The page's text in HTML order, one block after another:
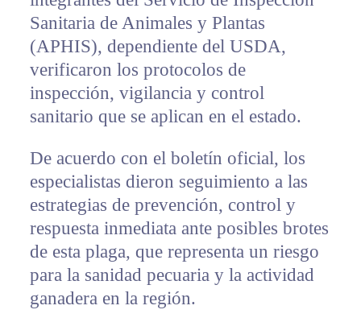
Sanitaria de Animales y Plantas
(APHIS), dependiente del USDA,
verificaron los protocolos de
inspección, vigilancia y control
sanitario que se aplican en el estado.
De acuerdo con el boletín oficial, los
especialistas dieron seguimiento a las
estrategias de prevención, control y
respuesta inmediata ante posibles brotes
de esta plaga, que representa un riesgo
para la sanidad pecuaria y la actividad
ganadera en la región.